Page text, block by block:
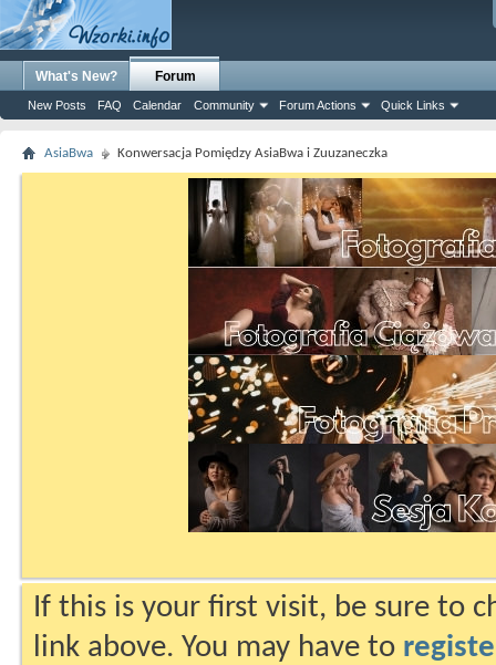
What's New? Forum
New Posts FAQ Calendar Community Forum Actions Quick Links
AsiaBwa Konwersacja Pomiędzy AsiaBwa i Zuuzaneczka
If this is your first visit, be sure to
link above. You may have to